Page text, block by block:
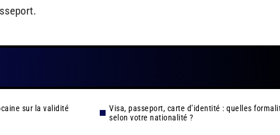
sur la validité
Visa, passeport, carte d’identité : quelles
selon votre nationalité ?